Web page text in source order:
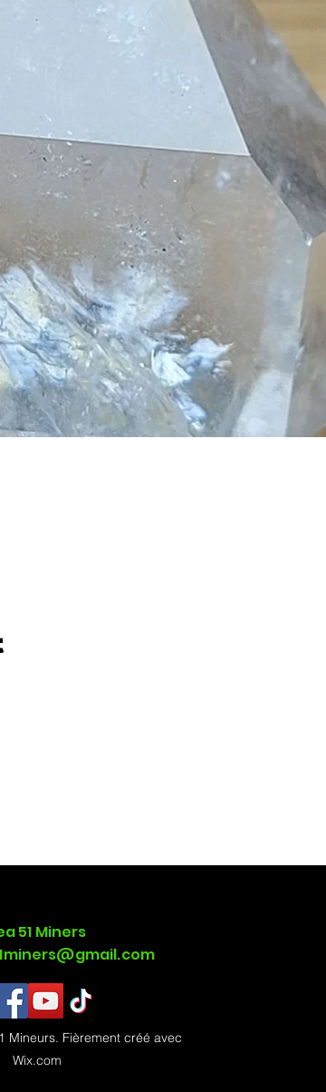
51 Miners
Mineurs. Fièrement créé avec
Wix.com